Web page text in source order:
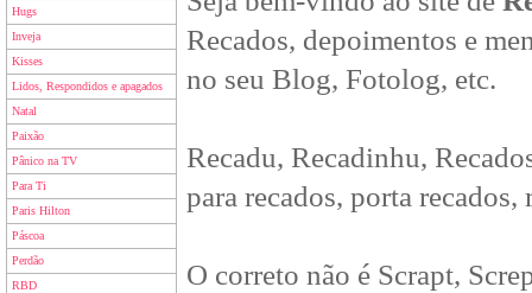
Hugs
Inveja
Kisses
Lidos, Respondidos e apagados
Natal
Paixão
Pânico na TV
Para Ti
Paris Hilton
Páscoa
Perdão
RBD
Recados, depoimentos e
no seu Blog, Fotolog, etc.
Recadu, Recadinhu,
para recados, porta
O correto não é Scrapt,